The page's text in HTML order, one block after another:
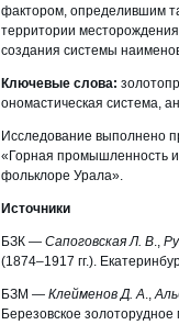
фактором, определившим
территории
создания системы
Ключевые слова:
ономастическая система,
Исследование выполнено
«Горная промышленность и
фольклоре Урала».
Источники
БЗК — Сапоговская Л. В.,
(1874–1917 гг.).
БЗМ — Клейменов Д. А.,
Березовское